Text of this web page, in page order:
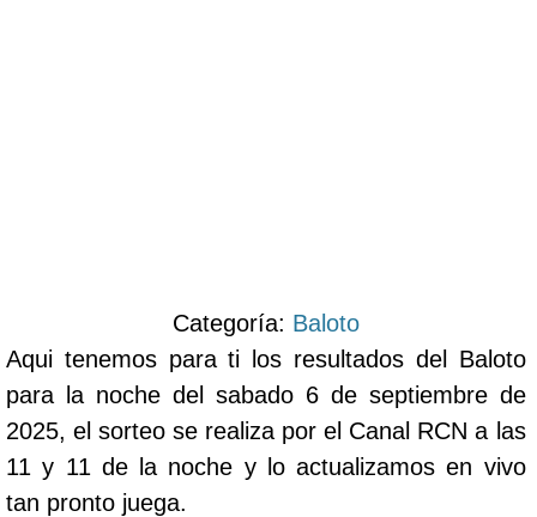
Categoría: Baloto
Aqui tenemos para ti los resultados del Baloto
para la noche del sabado 6 de septiembre de
2025, el sorteo se realiza por el Canal RCN a las
11 y 11 de la noche y lo actualizamos en vivo
tan pronto juega.